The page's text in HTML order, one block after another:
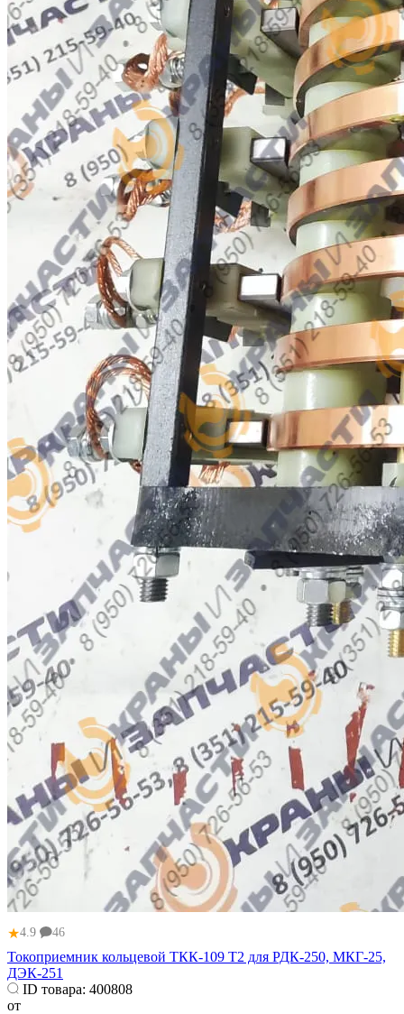
★4.9 46
Токоприемник кольцевой ТКК-109 Т2 для РДК-250, МКГ-25,
ДЭК-251
ID товара: 400808
от